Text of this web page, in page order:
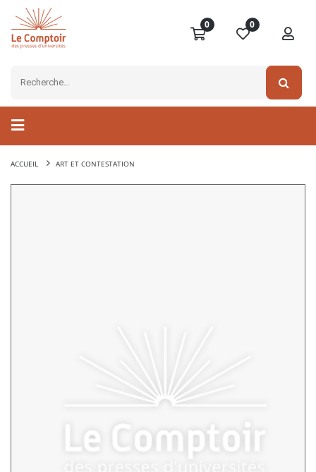
0 0
ACCUEIL ART ET CONTESTATION